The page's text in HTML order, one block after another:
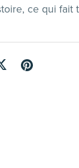
ce qui fait